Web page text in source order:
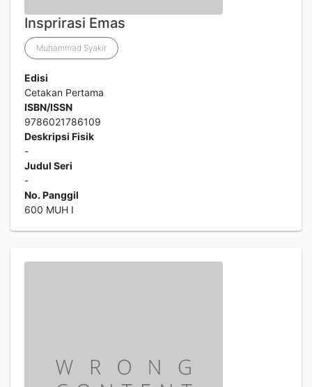
Insprirasi Emas
Muhammad Syakir
Edisi
Cetakan Pertama
ISBN/ISSN
9786021786109
Deskripsi Fisik
-
Judul Seri
-
No. Panggil
600 MUH I